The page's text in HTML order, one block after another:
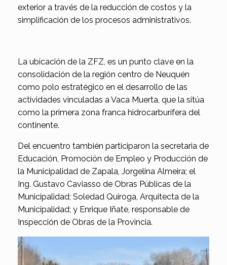
exterior a través de la reducción de costos y la
simplificación de los procesos administrativos.
La ubicación de la ZFZ, es un punto clave en la
consolidación de la región centro de Neuquén
como polo estratégico en el desarrollo de las
actividades vinculadas a Vaca Muerta, que la sitúa
como la primera zona franca hidrocarburífera del
continente.
Del encuentro también participaron la secretaria de
Educación, Promoción de Empleo y Producción de
la Municipalidad de Zapala, Jorgelina Almeira; el
Ing. Gustavo Caviasso de Obras Públicas de la
Municipalidad; Soledad Quiroga, Arquitecta de la
Municipalidad; y Enrique Iñate, responsable de
Inspección de Obras de la Provincia.